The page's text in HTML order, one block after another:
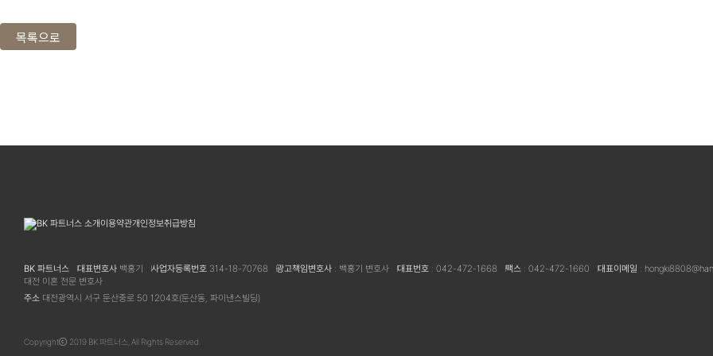
BK 파트너스 소개이용약관개인정보취급방침
BK 파트너스 대표변호사 백홍기 사업자등록번호 314-18-70768 광고책임변호사 : 백홍기 변호사 대표번호 : 042-472-1668 팩스 : 042-472-1660 대표이메일 :
대전 이혼 전문 변호사
주소 대전광역시 서구 둔산중로 50 1204호(둔산동, 파이낸스빌딩)
Copyrightⓒ 2019 BK 파트너스, All Rights Reserved.